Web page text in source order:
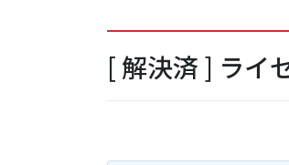
[ 解決済 ] ライ